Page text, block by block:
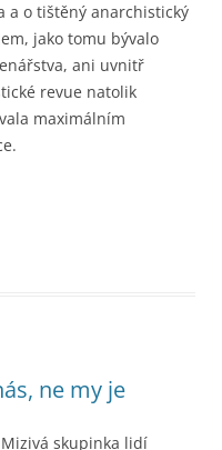
a o tištěný anarchistický
jako tomu bývalo
ani uvnitř
revue natolik
maximálním
ne my je
Mizivá skupinka lidí